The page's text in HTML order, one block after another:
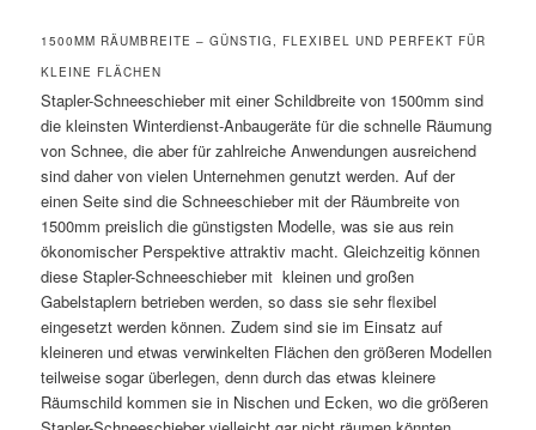
1500MM RÄUMBREITE – GÜNSTIG, FLEXIBEL UND PERFEKT FÜR
KLEINE FLÄCHEN
Stapler-Schneeschieber mit einer Schildbreite von 1500mm sind
die kleinsten Winterdienst-Anbaugeräte für die schnelle Räumung
von Schnee, die aber für zahlreiche Anwendungen ausreichend
sind daher von vielen Unternehmen genutzt werden. Auf der
einen Seite sind die Schneeschieber mit der Räumbreite von
1500mm preislich die günstigsten Modelle, was sie aus rein
ökonomischer Perspektive attraktiv macht. Gleichzeitig können
diese Stapler-Schneeschieber mit kleinen und großen
Gabelstaplern betrieben werden, so dass sie sehr flexibel
eingesetzt werden können. Zudem sind sie im Einsatz auf
kleineren und etwas verwinkelten Flächen den größeren Modellen
teilweise sogar überlegen, denn durch das etwas kleinere
Räumschild kommen sie in Nischen und Ecken, wo die größeren